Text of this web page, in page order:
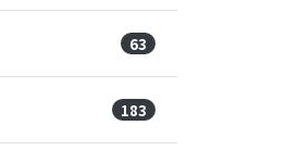
63
183